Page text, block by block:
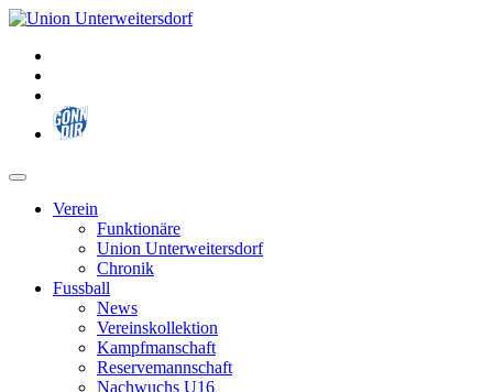
Zum
springen
Verein
Funktionäre
Union Unterweitersdorf
Chronik
Fussball
News
Vereinskollektion
Kampfmanschaft
Reservemannschaft
Nachwuchs U16